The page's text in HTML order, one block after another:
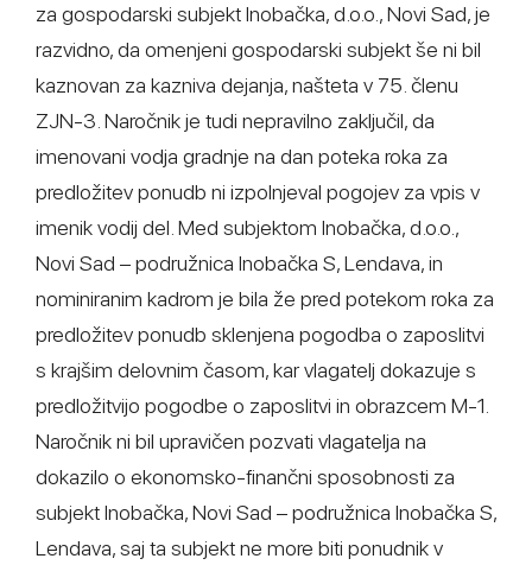
za gospodarski subjekt Inobačka, d.o.o., Novi Sad, je
razvidno, da omenjeni gospodarski subjekt še ni bil
kaznovan za kazniva dejanja, našteta v 75. členu
ZJN-3. Naročnik je tudi nepravilno zaključil, da
imenovani vodja gradnje na dan poteka roka za
predložitev ponudb ni izpolnjeval pogojev za vpis v
imenik vodij del. Med subjektom Inobačka, d.o.o.,
Novi Sad – podružnica Inobačka S, Lendava, in
nominiranim kadrom je bila že pred potekom roka za
predložitev ponudb sklenjena pogodba o zaposlitvi
s krajšim delovnim časom, kar vlagatelj dokazuje s
predložitvijo pogodbe o zaposlitvi in obrazcem M-1.
Naročnik ni bil upravičen pozvati vlagatelja na
dokazilo o ekonomsko-finančni sposobnosti za
subjekt Inobačka, Novi Sad – podružnica Inobačka S,
Lendava, saj ta subjekt ne more biti ponudnik v